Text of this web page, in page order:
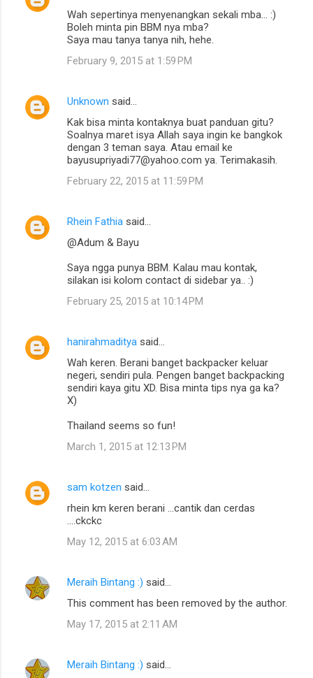
Wah sepertinya menyenangkan sekali mba... :)
Boleh minta pin BBM nya mba?
Saya mau tanya tanya nih, hehe.
February 9, 2015 at 1:59 PM
Unknown said…
Kak bisa minta kontaknya buat panduan gitu?
Soalnya maret isya Allah saya ingin ke bangkok
dengan 3 teman saya. Atau email ke
bayusupriyadi77@yahoo.com ya. Terimakasih.
February 22, 2015 at 11:59 PM
Rhein Fathia said…
@Adum & Bayu
Saya ngga punya BBM. Kalau mau kontak,
silakan isi kolom contact di sidebar ya.. :)
February 25, 2015 at 10:14 PM
hanirahmaditya said…
Wah keren. Berani banget backpacker keluar
negeri, sendiri pula. Pengen banget backpacking
sendiri kaya gitu XD. Bisa minta tips nya ga ka?
X)
Thailand seems so fun!
March 1, 2015 at 12:13 PM
sam kotzen said…
rhein km keren berani ...cantik dan cerdas
....ckckc
May 12, 2015 at 6:03 AM
Meraih Bintang :) said…
This comment has been removed by the author.
May 17, 2015 at 2:11 AM
Meraih Bintang :) said…